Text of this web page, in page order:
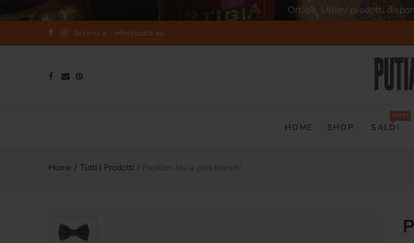
Indietro
Indietro
Seleziona valuta
Seleziona lingua
Ortigia. Ultimi prodotti
Scrivici a: info@putia.eu
HOME SHOP SALDI
HOT!
Home Tutti I Prodotti